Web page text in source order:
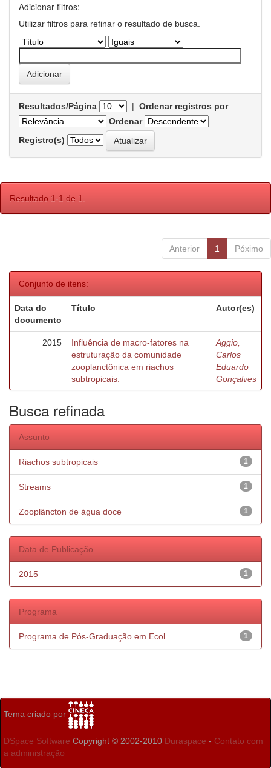
Adicionar filtros:
Utilizar filtros para refinar o resultado de busca.
Resultados/Página | Ordenar registros por
Ordenar
Registro(s)
Resultado 1-1 de 1.
Anterior 1 Póximo
Conjunto de itens:
Data do
documento
Título Autor(es)
2015
Influência de macro-fatores na
estruturação da comunidade
zooplanctônica em riachos
subtropicais.
Aggio,
Carlos
Eduardo
Gonçalves
Busca refinada
Assunto
1
Riachos subtropicais
1
Streams
1
Zooplâncton de água doce
Data de Publicação
1
2015
Programa
1
Programa de Pós-Graduação em Ecol...
Tema criado por
DSpace Software Copyright © 2002-2010 Duraspace - Contato com
a administração